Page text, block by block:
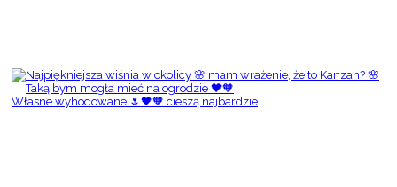
Własne wyhodowane 🌷🖤🧡 cieszą najbardzie